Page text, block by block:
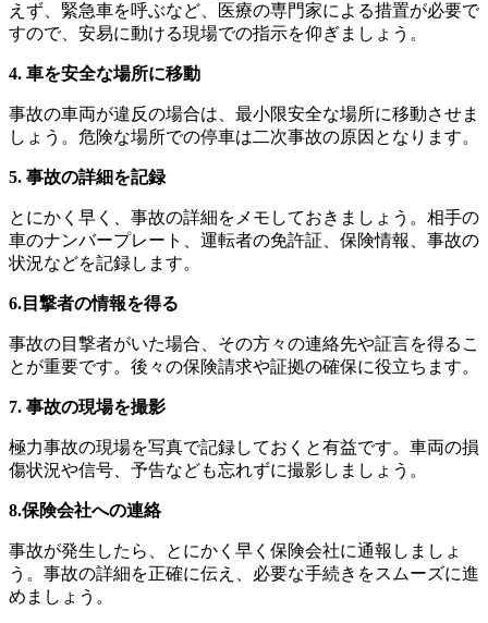
えず、緊急車を呼ぶなど、医療の専門家による措置が必要で
すので、安易に動ける現場での指示を仰ぎましょう。
4. 車を安全な場所に移動
事故の車両が違反の場合は、最小限安全な場所に移動させま
しょう。危険な場所での停車は二次事故の原因となります。
5. 事故の詳細を記録
とにかく早く、事故の詳細をメモしておきましょう。相手の
車のナンバープレート、運転者の免許証、保険情報、事故の
状況などを記録します。
6.目撃者の情報を得る
事故の目撃者がいた場合、その方々の連絡先や証言を得るこ
とが重要です。後々の保険請求や証拠の確保に役立ちます。
7. 事故の現場を撮影
極力事故の現場を写真で記録しておくと有益です。車両の損
傷状況や信号、予告なども忘れずに撮影しましょう。
8.保険会社への連絡
事故が発生したら、とにかく早く保険会社に通報しましょ
う。事故の詳細を正確に伝え、必要な手続きをスムーズに進
めましょう。